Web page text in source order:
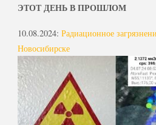
ЭТОТ ДЕНЬ В ПРОШЛОМ
10.08.2024: Радиационное
Новосибирске